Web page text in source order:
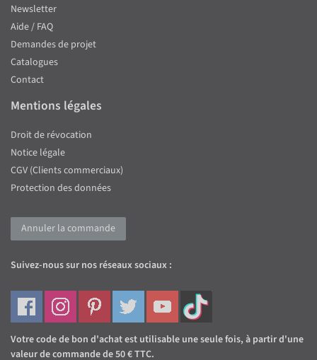
Newsletter
Aide / FAQ
Demandes de projet
Catalogues
Contact
Mentions légales
Droit de révocation
Notice légale
CGV (Clients commerciaux)
Protection des données
Annuler la commande
Suivez-nous sur nos réseaux sociaux :
Votre code de bon d'achat est utilisable une seule fois, à partir d'une
valeur de commande de 50 € TTC.